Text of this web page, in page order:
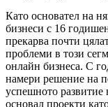
Като основател на
бизнеси с 16
прекарва почти
проблеми в този
онлайн бизнеса. С
намери решение на
успешното
основал проекти